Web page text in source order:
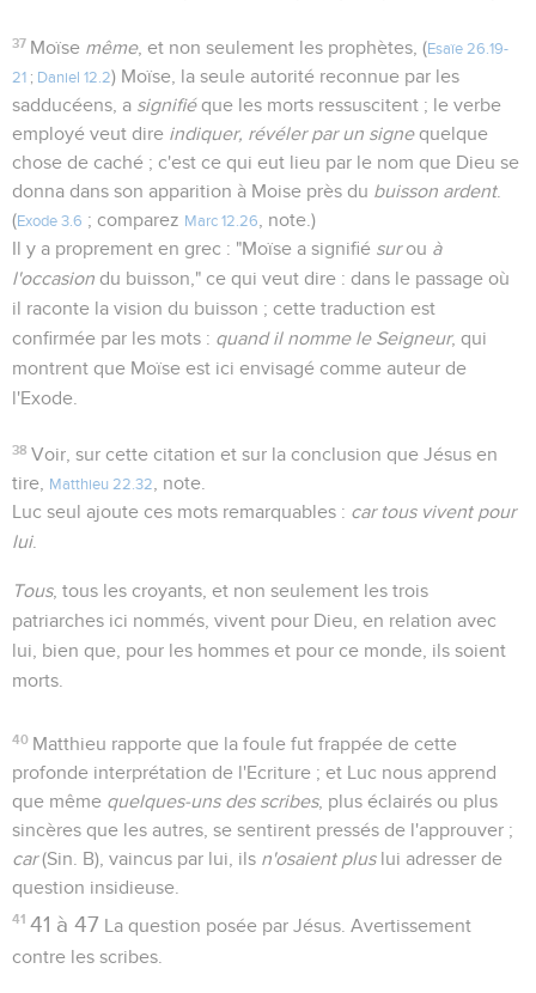
37 Moïse même, et non seulement les prophètes, (Esaïe 26.19-
21 ; Daniel 12.2) Moïse, la seule autorité reconnue par les
sadducéens, a signifiéque les morts ressuscitent ; le verbe
employé veut dire indiquer, révéler par un signequelque
chose de caché ; c'est ce qui eut lieu par le nom que Dieu se
donna dans son apparition à Moise près du buisson ardent.
(Exode 3.6 ; comparez Marc 12.26
, note.)
Il y a proprement en grec : "Moïse a signifié surou à
l'occasion du buisson," ce qui veut dire : dans le passage où
il raconte la vision du buisson ; cette traduction est
confirmée par les mots : quand il nomme le Seigneur, qui
montrent que Moïse est ici envisagé comme auteur de
l'Exode.
38 Voir, sur cette citation et sur la conclusion que Jésus en
tire,
Matthieu 22.32
, note.
Luc seul ajoute ces mots remarquables : car tous vivent pour
lui.
Tous, tous les croyants, et non seulement les trois
patriarches ici nommés, vivent pour Dieu, en relation avec
lui, bien que, pour les hommes et pour ce monde, ils soient
morts.
40 Matthieu rapporte que la foule fut frappée de cette
profonde interprétation de l'Ecriture ; et Luc nous apprend
que même quelques-uns des scribes, plus éclairés ou plus
sincères que les autres, se sentirent pressés de l'approuver ;
car(Sin. B), vaincus par lui, ils n'osaient pluslui adresser de
question insidieuse.
41 41 à 47 La question posée par Jésus. Avertissement
contre les scribes.